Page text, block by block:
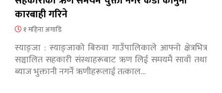
कारबाही गरिने
१ महिना अगाडि
स्याङ्जा : स्याङ्जाको बिरुवा गाउँपालिकाले आफ्नो क्षेत्रभित्र
सञ्चालित सहकारी संस्थाहरूबाट ऋण लिई समयमै सावाँ तथा
ब्याज भुक्तानी नगर्ने ऋणीहरूलाई तत्काल…